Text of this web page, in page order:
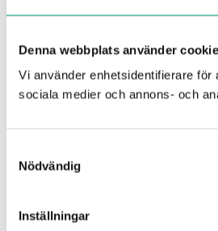
Denna webbplats använder
Vi använder enhetsidentifierare
sociala medier och annons- och
Nödvändig
Inställningar